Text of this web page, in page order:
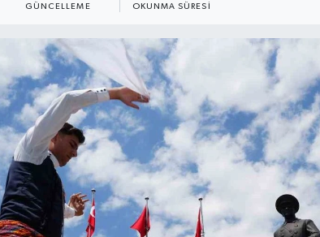
GÜNCELLEME OKUNMA SÜRESI